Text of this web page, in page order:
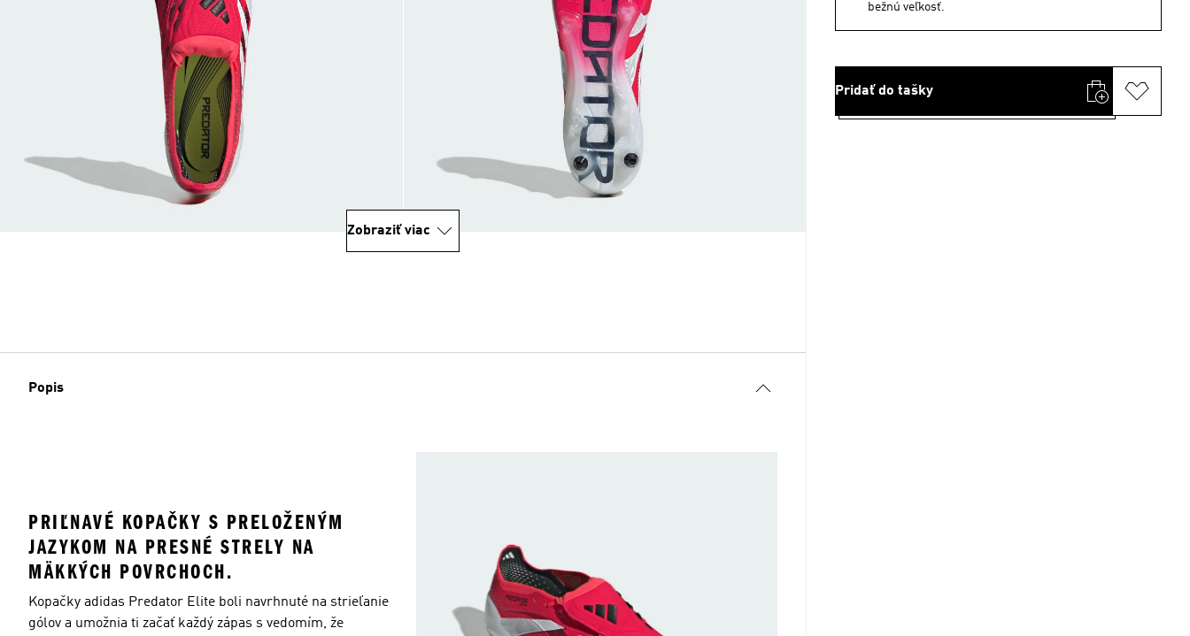
Zobraziť viac
Popis
PRIĽNAVÉ KOPAČKY S PRELOŽENÝM
JAZYKOM NA PRESNÉ STRELY NA
MÄKKÝCH POVRCHOCH.
Kopačky adidas Predator Elite boli navrhnuté na strieľanie
gólov a umožnia ti začať každý zápas s vedomím, že
bežnú veľkosť.
Pridať do tašky